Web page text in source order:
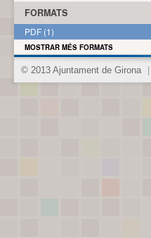
FORMATS
PDF (1)
MOSTRAR MÉS FORMATS
© 2013 Ajuntament de Girona